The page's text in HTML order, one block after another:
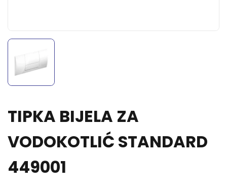
TIPKA BIJELA ZA
VODOKOTLIĆ STANDARD
449001